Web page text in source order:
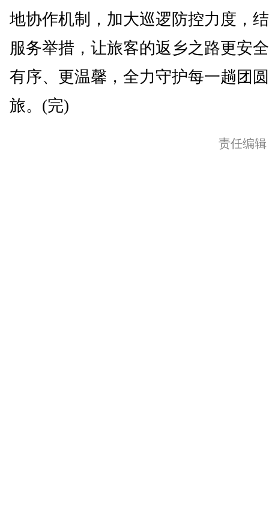
地协作机制，加大巡逻防控力度，
服务举措，让旅客的返乡之路更安
有序、更温馨，全力守护每一趟团
旅。(完)
责任编